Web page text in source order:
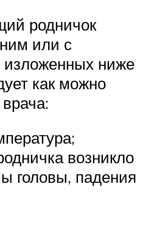
родничок
или с
изложенных ниже
как можно
возникло
головы, падения